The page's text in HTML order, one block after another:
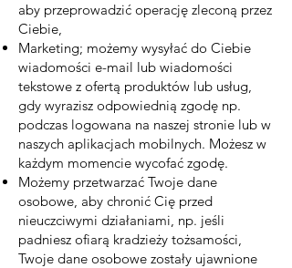
aby przeprowadzić operację zleconą przez
Ciebie,
Marketing; możemy wysyłać do Ciebie
wiadomości e-mail lub wiadomości
tekstowe z ofertą produktów lub usług,
gdy wyrazisz odpowiednią zgodę np.
podczas logowana na naszej stronie lub w
naszych aplikacjach mobilnych. Możesz w
każdym momencie wycofać zgodę.
Możemy przetwarzać Twoje dane
osobowe, aby chronić Cię przed
nieuczciwymi działaniami, np. jeśli
padniesz ofiarą kradzieży tożsamości,
Twoje dane osobowe zostały ujawnione